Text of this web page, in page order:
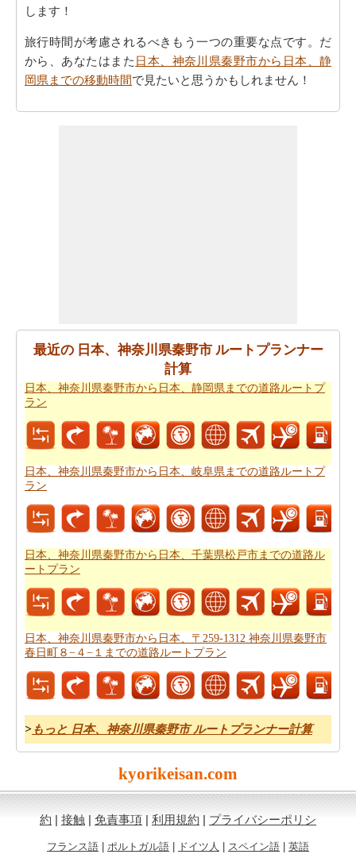
します！
旅行時間が考慮されるべきもう一つの重要な点です。だ
から、あなたはまた 日本、神奈川県秦野市から日本、静
岡県までの移動時間で見たいと思うかもしれません！
あなたは自身であなたの旅行を計画するのに疲れていま
なたは非常によくあなたの時間を管理しなければならな
いし、これのためにあなたは日本、神奈川県秦野市から
日本、静岡県までの飛行時間を知っている必要がありま
す。
あなたのルートを得ることが計画された後、あなたの旅
のために駆動するためのコストの公正な見積もりを有す
ることが重要です。あなたはこの旅費計算機を使用して
日本、神奈川県秦野市から日本、静岡県までの旅行の費
用を得ることができます。
最近の 日本、神奈川県秦野市 ルートプランナー
計算
日本、神奈川県秦野市から日本、静岡県までの道路ルートプ
ラン
日本、神奈川県秦野市から日本、岐阜県までの道路ルートプ
ラン
日本、神奈川県秦野市から日本、千葉県松戸市までの道路ル
ートプラン
日本、神奈川県秦野市から日本、〒259-1312 神奈川県秦野市
春日町８−４−１までの道路ルートプラン
> もっと 日本、神奈川県秦野市 ルートプランナー計算
kyorikeisan.com
約 | 接触 | 免責事項 | 利用規約 | プライバシーポリシ
フランス語 | ポルトガル語 | ドイツ人 | スペイン語 | 英語